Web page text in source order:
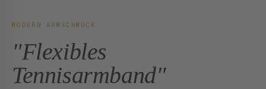
MODERN ARMSCHMUCK
"Flexibles
Tennisarmband"